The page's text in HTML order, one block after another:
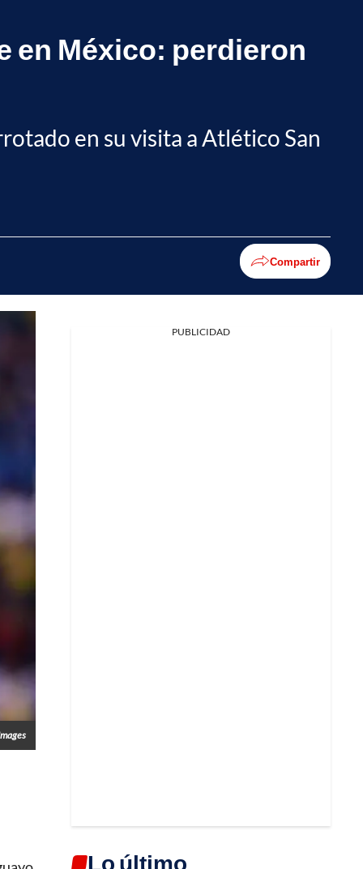
en México: perdieron
en su visita a Atlético San
Compartir
PUBLICIDAD
Lo último